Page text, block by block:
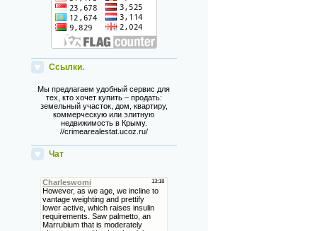
Ссылки.
Мы предлагаем удобный сервис для
тех, кто хочет купить – продать:
земельный участок, дом, квартиру,
коммерческую или элитную
недвижимость в Крыму.
//crimearealestat.ucoz.ru/
Чат